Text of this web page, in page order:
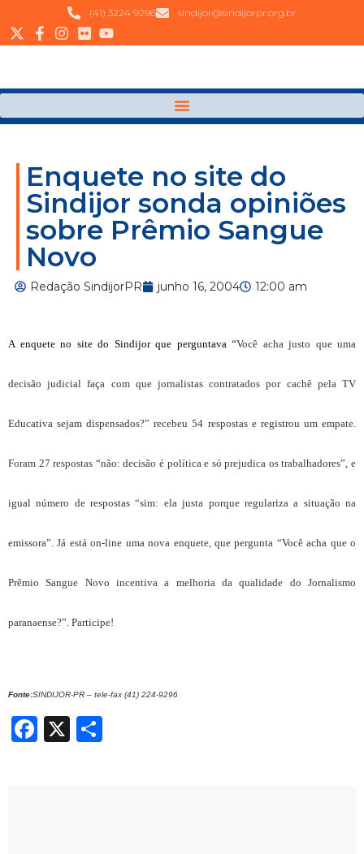
(41) 3224 9296 sindijor@sindijorpr.org.br
Enquete no site do
Sindijor sonda opiniões
sobre Prêmio Sangue
Novo
Redação SindijorPR junho 16, 2004 12:00 am
A enquete no site do Sindijor que perguntava “Você acha justo que uma
decisão judicial faça com que jornalistas contratados por cachê pela TV
Educativa sejam dispensados?” recebeu 54 respostas e registrou um empate.
Foram 27 respostas “não: decisão é política e só prejudica os trabalhadores”, e
igual número de respostas “sim: ela justa porque regulariza a situação na
emissora”. Já está on-line uma nova enquete, que pergunta “Você acha que o
Prêmio Sangue Novo incentiva a melhoria da qualidade do Jornalismo
paranaense?”. Participe!
Fonte:SINDIJOR-PR – tele-fax (41) 224-9296
Facebook
X